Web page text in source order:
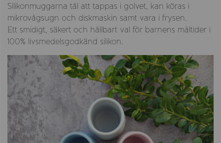
Silikonmuggarna tål att tappas i golvet, kan köras i
mikrovågsugn och diskmaskin samt vara i frysen.
Ett smidigt, säkert och hållbart val för barnens måltider i
100% livsmedelsgodkänd silikon.